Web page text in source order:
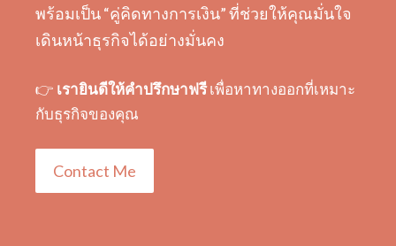
พร้อมเป็น “คู่คิดทางการเงิน” ที่ช่วยให้คุณมั่นใจ
เดินหน้าธุรกิจได้อย่างมั่นคง
👉 เรายินดีให้คำปรึกษาฟรีเพื่อหาทางออกที่เหมาะ
กับธุรกิจของคุณ
Contact Me